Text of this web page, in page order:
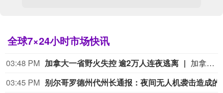
全球7×24小时市场快讯
03:48 PM 加拿大一省野火失控 逾2万人连夜逃离
加拿大不列颠哥伦比亚省境内野火快速蔓延，当地政府8日宣布启动紧急状态。超过2万名民众零时左右收到紧急疏散令，连夜撤离家园。部分民众一度受困，当局出动直升机等进行营救，场面颇为凶险。尤其让人担忧的是，野火催生的火积云产生闪电，劈向地面后诱发次生野火，导致火势更加迅猛且走向难测。目前野火仍处于失控状态，当地官员说灭火“存在巨大挑战”。（新华社）
03:45 PM